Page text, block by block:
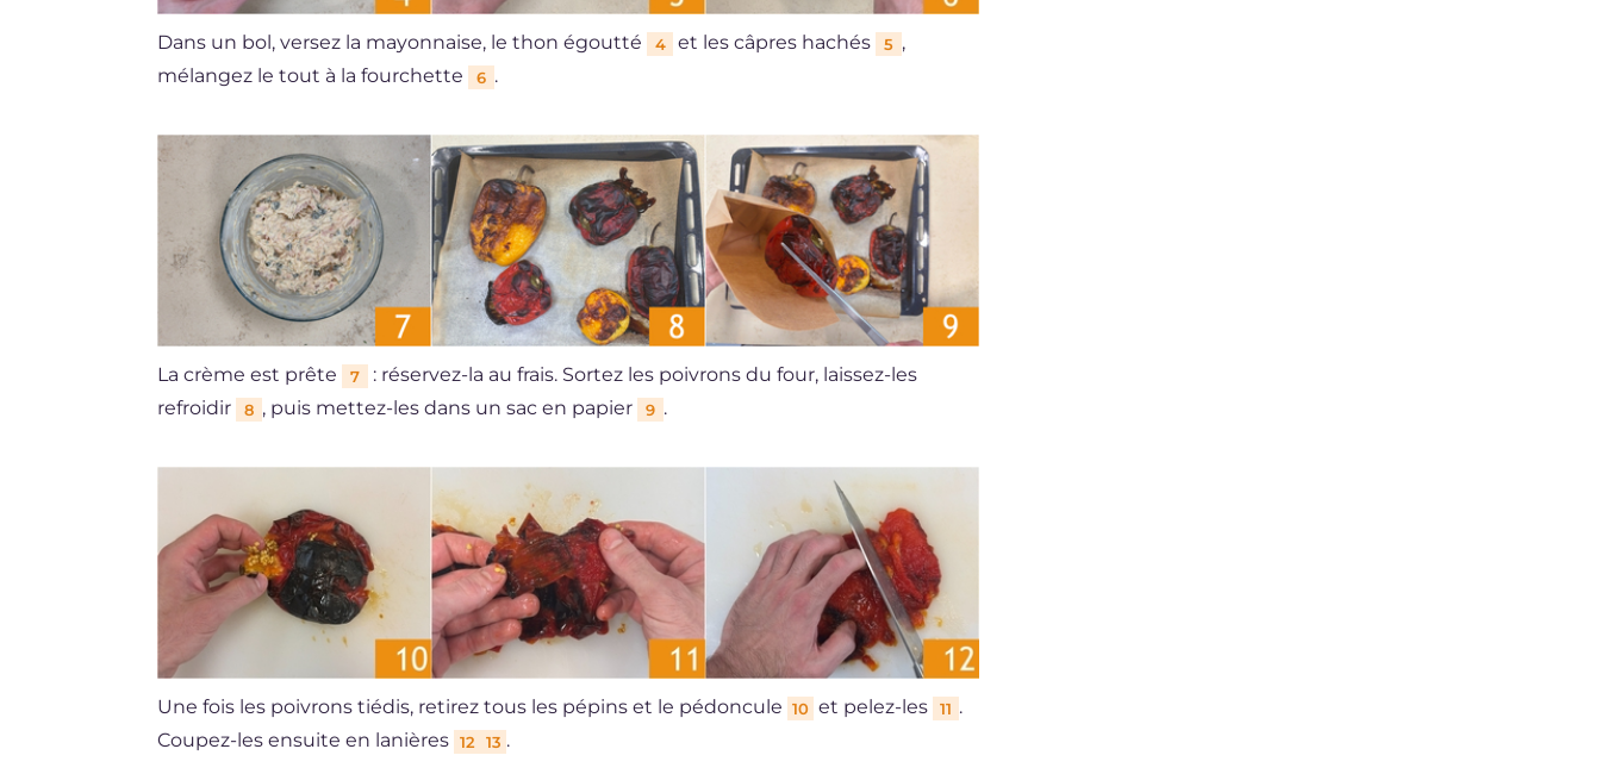
Dans un bol, versez la mayonnaise, le thon égoutté 4 et les câpres hachés 5 ,
mélangez le tout à la fourchette
6 .
La crème est prête 7
: réservez-la au frais. Sortez les poivrons du four, laissez-les
refroidir
8 , puis mettez-les dans un sac en papier 9 .
Une fois les poivrons tiédis, retirez tous les pépins et le pédoncule 10 et pelez-les 11 .
Coupez-les ensuite en lanières 12 13 .